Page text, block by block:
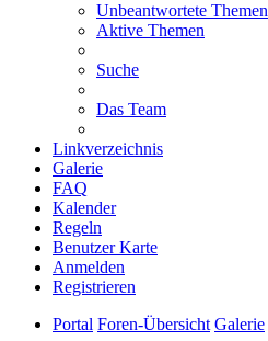
Unbeantwortete Themen
Aktive Themen
Suche
Das Team
Linkverzeichnis
Galerie
FAQ
Kalender
Regeln
Benutzer Karte
Anmelden
Registrieren
Portal Foren-Übersicht Galerie